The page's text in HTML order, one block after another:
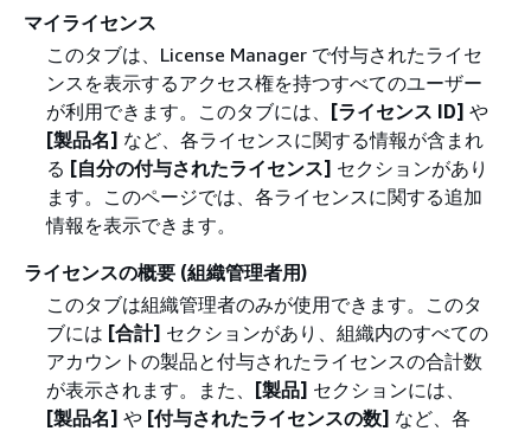
マイライセンス
このタブは、License Manager で付与されたライセ
ンスを表示するアクセス権を持つすべてのユーザー
が利用できます。このタブには、 [ライセンス ID] や
[製品名] など、各ライセンスに関する情報が含まれ
る [自分の付与されたライセンス] セクションがあり
ます。このページでは、各ライセンスに関する追加
情報を表示できます。
ライセンスの概要 (組織管理者用)
このタブは組織管理者のみが使用できます。このタ
ブには [合計] セクションがあり、組織内のすべての
アカウントの製品と付与されたライセンスの合計数
が表示されます。また、 [製品] セクションには、
[製品名] や [付与されたライセンスの数] など、各